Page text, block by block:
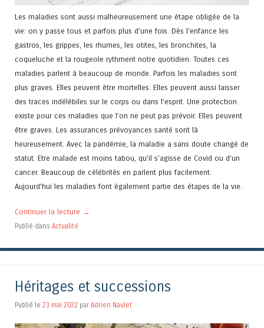
Les maladies sont aussi malheureusement une étape obligée de la
vie: on y passe tous et parfois plus d’une fois. Dès l’enfance les
gastros, les grippes, les rhumes, les otites, les bronchites, la
coqueluche et la rougeole rythment notre quotidien. Toutes ces
maladies parlent à beaucoup de monde. Parfois les maladies sont
plus graves. Elles peuvent être mortelles. Elles peuvent aussi laisser
des traces indélébiles sur le corps ou dans l’esprit. Une protection
existe pour ces maladies que l’on ne peut pas prévoir. Elles peuvent
être graves. Les assurances prévoyances santé sont là
heureusement. Avec la pandémie, la maladie a sans doute changé de
statut. Etre malade est moins tabou, qu’il s’agisse de Covid ou d’un
cancer. Beaucoup de célébrités en parlent plus facilement.
Aujourd’hui les maladies font également partie des étapes de la vie.
Continuer la lecture →
Publié dans Actualité
Héritages et successions
Publié le 23 mai 2022 par Adrien Naulet